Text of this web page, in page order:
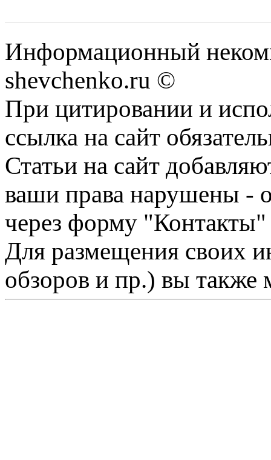
Информационный
shevchenko.ru ©
При цитировании и
ссылка на сайт
Статьи на сайт
ваши права нарушены -
через форму "Контакты"
Для размещения своих
обзоров и пр.) вы также